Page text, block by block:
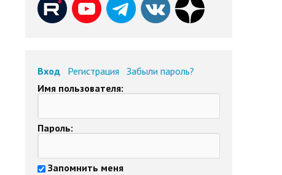
Вход Регистрация
Забыли пароль?
Имя пользователя:
Пароль:
Запомнить меня